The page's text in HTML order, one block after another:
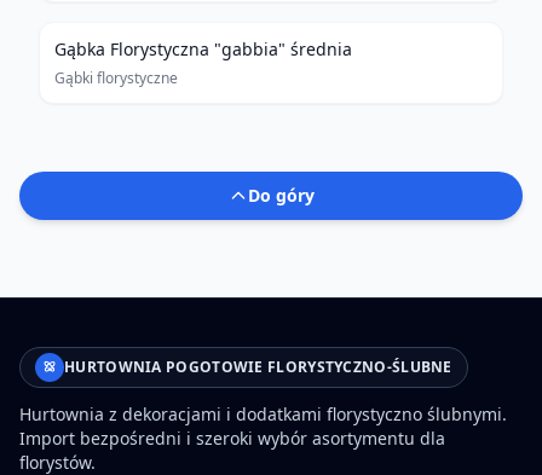
Gąbka Florystyczna "gabbia" średnia
Gąbki florystyczne
Do góry
HURTOWNIA POGOTOWIE FLORYSTYCZNO-ŚLUBNE
Hurtownia z dekoracjami i dodatkami florystyczno ślubnymi.
Import bezpośredni i szeroki wybór asortymentu dla
florystów.